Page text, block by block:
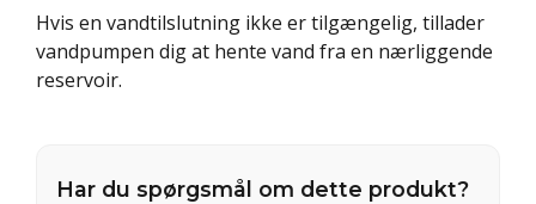
Hvis en vandtilslutning ikke er tilgængelig, tillader
vandpumpen dig at hente vand fra en nærliggende
reservoir.
Har du spørgsmål om dette produkt?